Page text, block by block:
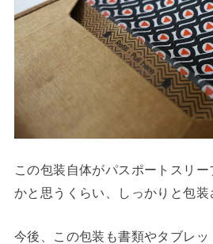
この包装自体がパスポートスリ
かと思うくらい、しっかりと包装
今後、この包装も書類やタブレ